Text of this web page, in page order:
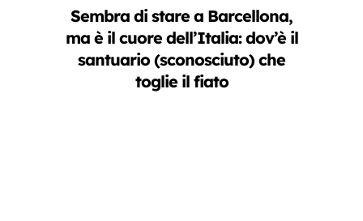
Sembra di stare a Barcellona,
ma è il cuore dell’Italia: dov’è il
santuario (sconosciuto) che
toglie il fiato